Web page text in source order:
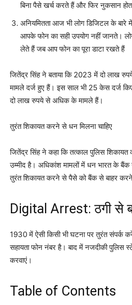
बिना पैसे खर्च करते हैं और फिर नुकसान
अनियमितता आज भी लोग डिजिटल के
आपके फोन का सही उपयोग नहीं जानते।
लेते हैं जब आप फोन का पूरा डाटा रखते हैं
जितेंद्र सिंह ने बताया कि 2023 में दो लाख
मामले दर्ज हुए हैं। इस साल भी 25 केस दर्ज
दो लाख रुपये से अधिक के मामले हैं।
तुरंत शिकायत करने से धन मिलना चाहिए
जितेंद्र सिंह ने कहा कि तत्काल पुलिस
उम्मीद है। अधिकांश मामलों में धन भारत के बैंक
तुरंत शिकायत करने से पैसे को बैंक से बाहर
Digital Arrest: ठगी से
1930 में ऐसी किसी भी घटना पर तुरंत संपर्क
सहायता फोन नंबर है। बाद में नजदीकी पुलिस
करवाएं।
Table of Contents